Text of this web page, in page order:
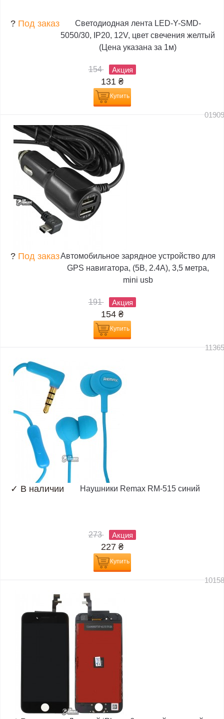
? Под заказ
Светодиодная лента LED-Y-SMD-
5050/30, IP20, 12V, цвет свечения желтый
(Цена указана за 1м)
154 Акция
131 ₴
Купить
? Под заказАвтомобильное зарядное устройство для
GPS навигатора, (5В, 2.4А), 3,5 метра,
mini usb
191 Акция
154 ₴
Купить
✓ В наличии Наушники Remax RM-515 синий
273 Акция
227 ₴
Купить